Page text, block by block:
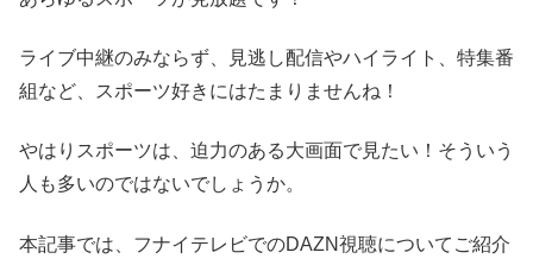
ライブ中継のみならず、見逃し配信やハイライト、特集番
組など、スポーツ好きにはたまりませんね！
やはりスポーツは、迫力のある大画面で見たい！そういう
人も多いのではないでしょうか。
本記事では、フナイテレビでのDAZN視聴についてご紹介